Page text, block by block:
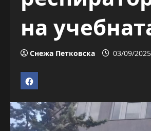
на
Снежа Петковска 03/09/2025